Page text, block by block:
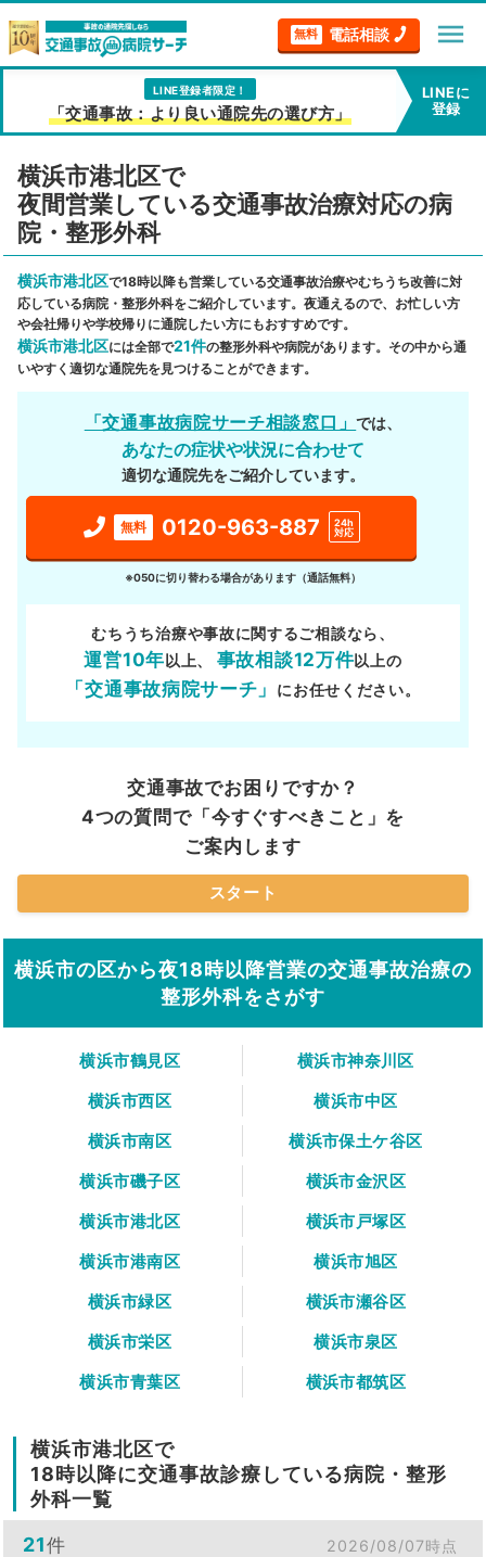
無料 電話相談 menu
LINE登録者限定！
「交通事故：より良い通院先の選び方」
LINEに
登録
横浜市港北区で
夜間営業している交通事故治療対応の病
院・整形外科
横浜市港北区で18時以降も営業している交通事故治療やむちうち改善に対
応している病院・整形外科をご紹介しています。夜通えるので、お忙しい方
や会社帰りや学校帰りに通院したい方にもおすすめです。
横浜市港北区には全部で21件の整形外科や病院があります。その中から通
いやすく適切な通院先を見つけることができます。
「交通事故病院サーチ相談窓口」では、
あなたの症状や状況に合わせて
適切な通院先をご紹介しています。
無料 0120-963-887
24h
対応
※050に切り替わる場合があります（通話無料）
むちうち治療や事故に関するご相談なら、
運営10年以上、 事故相談12万件以上の
「交通事故病院サーチ」 にお任せください。
交通事故でお困りですか？
4つの質問で「今すぐすべきこと」を
ご案内します
スタート
横浜市の区から夜18時以降営業の交通事故治療の
整形外科をさがす
横浜市鶴見区
横浜市神奈川区
横浜市西区
横浜市中区
横浜市南区
横浜市保土ケ谷区
横浜市磯子区
横浜市金沢区
横浜市港北区
横浜市戸塚区
横浜市港南区
横浜市旭区
横浜市緑区
横浜市瀬谷区
横浜市栄区
横浜市泉区
横浜市青葉区
横浜市都筑区
横浜市港北区で
18時以降に交通事故診療している病院・整形
外科一覧
21件 2026/08/07時点